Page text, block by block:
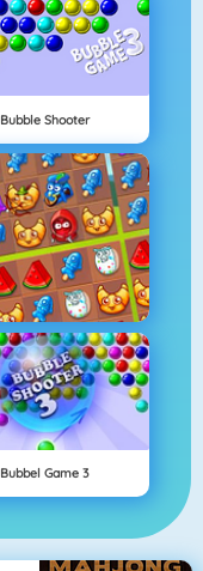
Bubble Shooter
Bubbel Game 3